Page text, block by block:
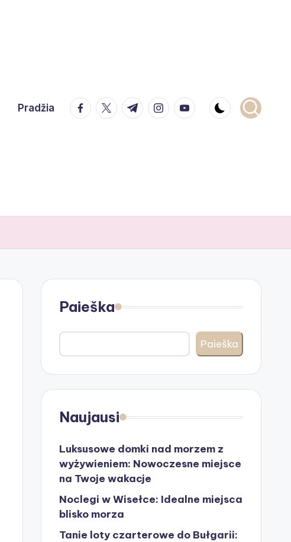
Pradžia facebook.com
twitter.com
t.me instagram.com
youtube.com
Paieška
Paieška
Naujausi
Luksusowe domki nad morzem z
wyżywieniem: Nowoczesne miejsce
na Twoje wakacje
Noclegi w Wisełce: Idealne miejsca
blisko morza
Tanie loty czarterowe do Bułgarii: